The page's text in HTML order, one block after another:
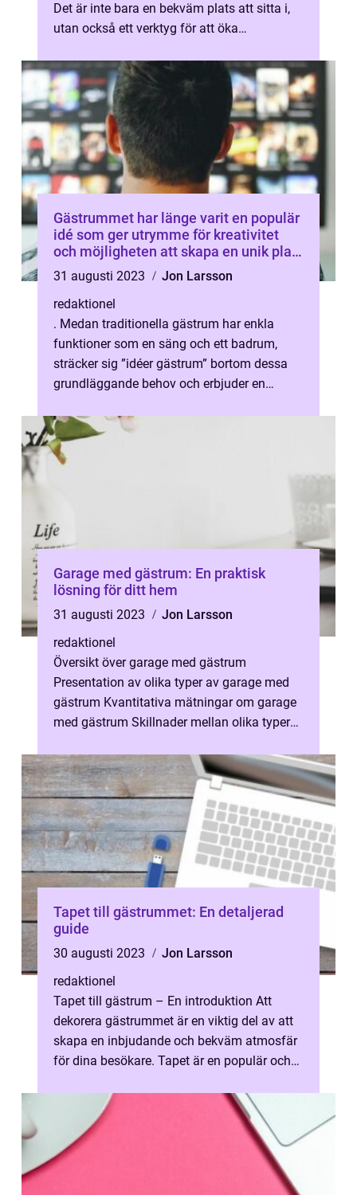
Det är inte bara en bekväm plats att sitta i,
utan också ett verktyg för att öka
Gästrummet har länge varit en populär
idé som ger utrymme för kreativitet
och möjligheten att skapa en unik plats
för gäster att bo på
31 augusti 2023
Jon Larsson
redaktionel
. Medan traditionella gästrum har enkla
funktioner som en säng och ett badrum,
sträcker sig ”idéer gästrum” bortom dessa
grundläggande behov och erbjuder en
Garage med gästrum: En praktisk
lösning för ditt hem
31 augusti 2023
Jon Larsson
redaktionel
Översikt över garage med gästrum
Presentation av olika typer av garage med
gästrum Kvantitativa mätningar om garage
med gästrum Skillnader mellan olika typer
genomgång ...
Tapet till gästrummet: En detaljerad
guide
30 augusti 2023
Jon Larsson
redaktionel
Tapet till gästrum – En introduktion Att
dekorera gästrummet är en viktig del av att
skapa en inbjudande och bekväm atmosfär
för dina besökare. Tapet är en populär och